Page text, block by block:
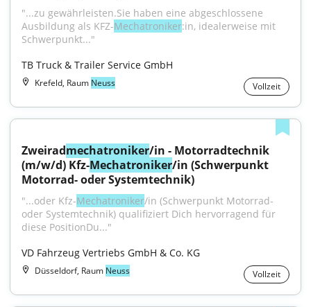
"...zu gewährleisten.Sie haben eine abgeschlossene
Ausbildung als KFZ-Mechatroniker:in, idealerweise mit
Schwerpunkt..."
TB Truck & Trailer Service GmbH
Krefeld, Raum Neuss Vollzeit
Zweiradmechatroniker/in - Motorradtechnik
(m/w/d) Kfz-Mechatroniker/in (Schwerpunkt
Motorrad- oder Systemtechnik)
"...oder Kfz-Mechatroniker/in (Schwerpunkt Motorrad-
oder Systemtechnik) qualifiziert Dich hervorragend für
diese PositionDu..."
VD Fahrzeug Vertriebs GmbH & Co. KG
Düsseldorf, Raum Neuss Vollzeit